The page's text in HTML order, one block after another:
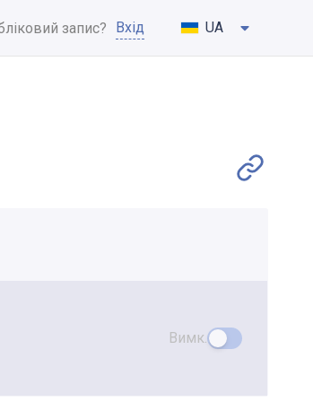
запис? Вхід UA
Вимк.